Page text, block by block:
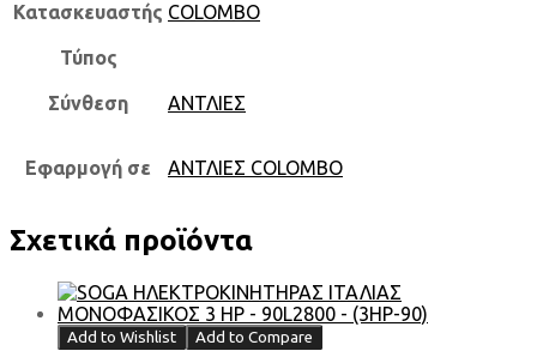
Κατασκευαστής COLOMBO
Τύπος
Σύνθεση ΑΝΤΛΙΕΣ
Εφαρμογή σε ΑΝΤΛΙΕΣ COLOMBO
Σχετικά προϊόντα
Add to Wishlist Add to Compare